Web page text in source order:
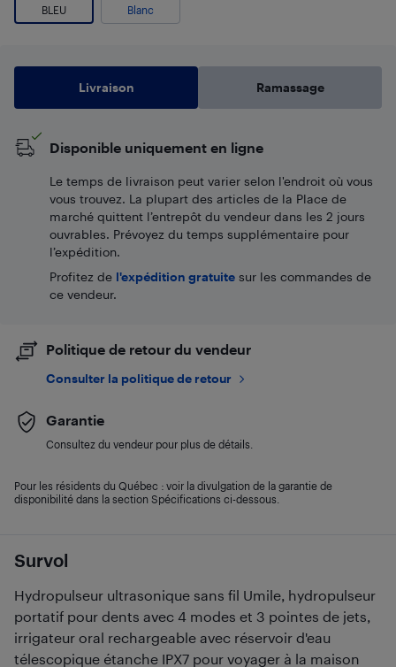
Survol
Hydropulseur ultrasonique sans fil Umile, hydropulseur
portatif pour dents avec 4 modes et 3 pointes de jets,
irrigateur oral rechargeable avec réservoir d'eau
télescopique étanche IPX7 pour voyager à la maison
BLEU Blanc
Livraison Ramassage
Disponible uniquement en ligne
Le temps de livraison peut varier selon l'endroit où vous
vous trouvez. La plupart des articles de la Place de
marché quittent l’entrepôt du vendeur dans les 2 jours
ouvrables. Prévoyez du temps supplémentaire pour
l’expédition.
Profitez de l'expédition gratuite sur les commandes de
ce vendeur.
Politique de retour du vendeur
Consulter la politique de retour
Garantie
Consultez du vendeur pour plus de détails.
Pour les résidents du Québec : voir la divulgation de la garantie de
disponibilité dans la section Spécifications ci-dessous.